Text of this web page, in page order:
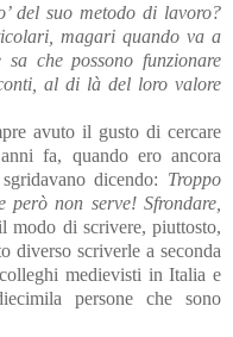
del suo metodo di lavoro?
magari quando va a
che possono funzionare
al di là del loro valore
avuto il gusto di cercare
fa, quando ero ancora
dicendo: Troppo
non serve! Sfrondare,
modo di scrivere, piuttosto,
diverso scriverle a seconda
medievisti in Italia e
persone che sono